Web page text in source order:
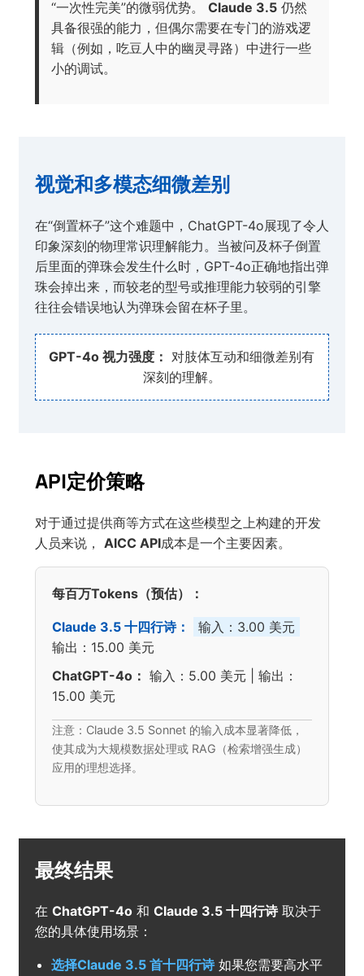
“一次性完美”的微弱优势。 Claude 3.5仍然
具备很强的能力，但偶尔需要在专门的游戏逻
辑（例如，吃豆人中的幽灵寻路）中进行一些
小的调试。
视觉和多模态细微差别
在“倒置杯子”这个难题中，ChatGPT-4o展现了令人
印象深刻的物理常识理解能力。当被问及杯子倒置
后里面的弹珠会发生什么时，GPT-4o正确地指出弹
珠会掉出来，而较老的型号或推理能力较弱的引擎
往往会错误地认为弹珠会留在杯子里。
GPT-4o 视力强度： 对肢体互动和细微差别有
深刻的理解。
API定价策略
对于通过提供商等方式在这些模型之上构建的开发
人员来说， AICC API成本是一个主要因素。
每百万Tokens（预估）：
Claude 3.5 十四行诗：
输入：3.00 美元
输出：15.00 美元
ChatGPT-4o： 输入：5.00 美元 | 输出：
15.00 美元
注意：Claude 3.5 Sonnet 的输入成本显著降低，
使其成为大规模数据处理或 RAG（检索增强生成）
应用的理想选择。
最终结果
在 ChatGPT-4o和 Claude 3.5 十四行诗取决于
您的具体使用场景：
选择Claude 3.5 首十四行诗如果您需要高水平